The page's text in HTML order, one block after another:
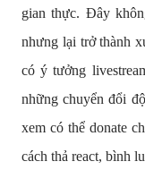
gian thực. Đây
nhưng lại trở thành
có ý tưởng
những chuyển đổi
xem có thể donate
cách thả react, bình